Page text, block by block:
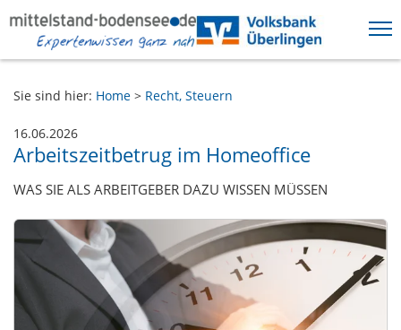
Hauptmenü
Inhalt
Fußzeile
Sie sind hier: Home > Recht, Steuern
16.06.2026
Arbeitszeitbetrug im Homeoffice
WAS SIE ALS ARBEITGEBER DAZU WISSEN MÜSSEN